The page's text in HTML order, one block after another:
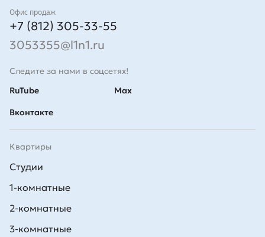
Контакты
Офис продаж
+7 (812) 305-33-55
3053355@l1n1.ru
Следите за нами в соцсетях!
RuTube
Вконтакте
Max
Квартиры
Студии
1-комнатные
2-комнатные
3-комнатные